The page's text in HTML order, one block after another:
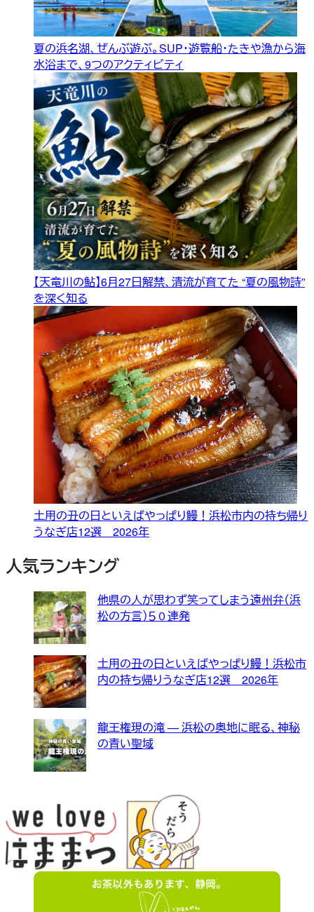
夏の浜名湖、ぜんぶ遊ぶ。SUP・遊覧船・たきや漁から海
水浴まで、9つのアクティビティ
【天竜川の鮎】6月27日解禁、清流が育てた “夏の風物詩”
を深く知る
土用の丑の日といえばやっぱり鰻！浜松市内の持ち帰り
うなぎ店12選 2026年
人気ランキング
他県の人が思わず笑ってしまう遠州弁（浜
松の方言）５０連発
土用の丑の日といえばやっぱり鰻！浜松市
内の持ち帰りうなぎ店12選 2026年
龍王権現の滝 — 浜松の奥地に眠る、神秘
の青い聖域